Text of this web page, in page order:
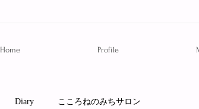
Home Profile
Diary こころねのみちサロン